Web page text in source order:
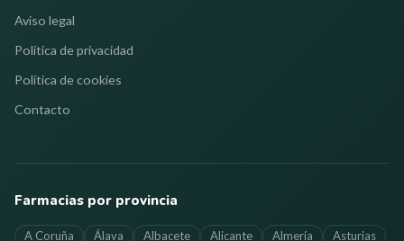
Aviso legal
Política de privacidad
Política de cookies
Contacto
Farmacias por provincia
A Coruña Álava Albacete Alicante Almería Asturias